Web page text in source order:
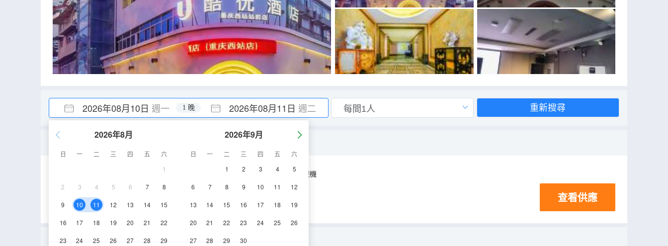
2026年08月10日 週一 2026年08月11日 週二
1 晚
2026年8月
日 一 二 三 四 五
六
1
2 3 4 5 6 7 8
9 10 11 12 13 14 15
16 17 18 19 20 21 22
23 24 25 26 27 28 29
2026年9月
日 一 二 三 四 五
六
1
2 3 4 5
6 7 8 9 10 11 12
13 14 15 16 17 18 19
20 21 22 23 24 25 26
27 28 29 30
重新搜尋
優選雙床房【乾濕分離-一次性剃鬚刀】
20-25㎡ 空調 淋浴 電視機
查看供應
輕奢丨雙床房【極速上網-公區洗衣房】